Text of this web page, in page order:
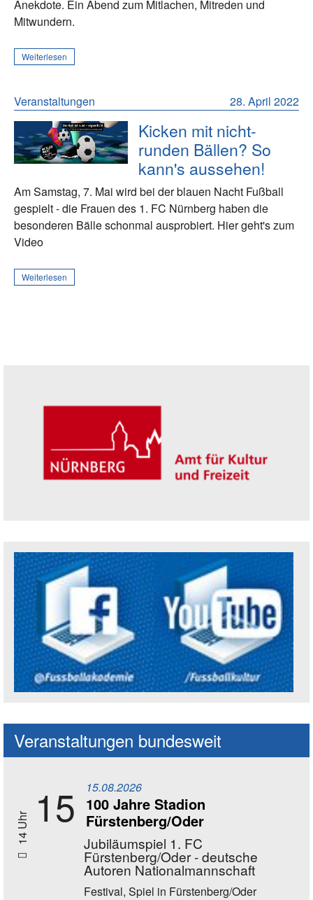
Anekdote. Ein Abend zum Mitlachen, Mitreden und
Mitwundern.
Weiterlesen
28. April 2022
Veranstaltungen
Kicken mit nicht-
runden Bällen? So
kann's aussehen!
Am Samstag, 7. Mai wird bei der blauen Nacht Fußball
gespielt - die Frauen des 1. FC Nürnberg haben die
besonderen Bälle schonmal ausprobiert. Hier geht's zum
Video
Weiterlesen
Veranstaltungen bundesweit
14 Uhr 15 15.08.2026
100 Jahre Stadion
Fürstenberg/Oder
Jubiläumspiel 1. FC
Fürstenberg/Oder - deutsche
Autoren Nationalmannschaft
Festival, Spiel in Fürstenberg/Oder